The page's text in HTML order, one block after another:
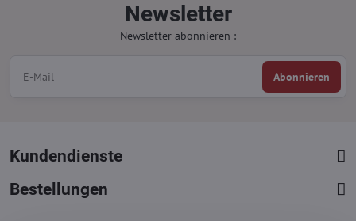
Newsletter
Newsletter abonnieren :
Abonnieren
Kundendienste
Bestellungen